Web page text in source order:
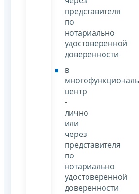
представителя
по
нотариально
удостоверенной
доверенности
в
центр
-
лично
или
через
представителя
по
нотариально
удостоверенной
доверенности